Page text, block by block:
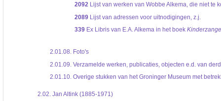
2092Lijst van werken van Wobbe Alkema, die niet te
2089Lijst van adressen voor uitnodigingen, z.j.
339Ex Libris van E.A. Alkema in het boek
2.01.08.Foto's
2.01.09. Verzamelde werken, publicaties, objecten e.d. van
2.01.10.Overige stukken van het Groninger Museum met
2.02.Jan Altink (1885-1971)